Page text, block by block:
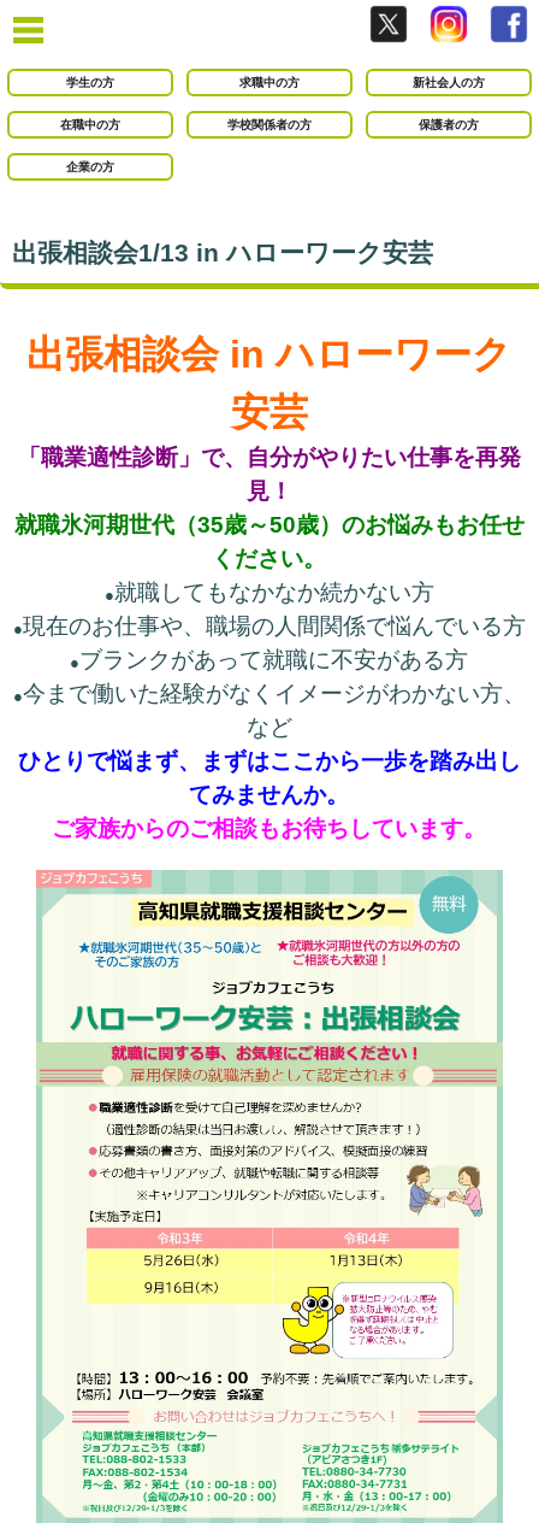
学生の方 求職中の方 新社会人の方
在職中の方 学校関係者の方 保護者の方
企業の方
出張相談会1/13 in ハローワーク安芸
出張相談会 in ハローワーク
安芸
「職業適性診断」で、自分がやりたい仕事を再発
見！
就職氷河期世代（35歳～50歳）のお悩みもお任せ
ください。
●就職してもなかなか続かない方
●現在のお仕事や、職場の人間関係で悩んでいる方
●ブランクがあって就職に不安がある方
●今まで働いた経験がなくイメージがわかない方、
など
ひとりで悩まず、まずはここから一歩を踏み出し
てみませんか。
ご家族からのご相談もお待ちしています。